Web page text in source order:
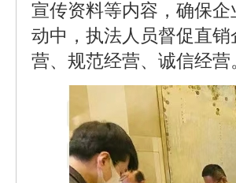
宣传资料等内容，确保
动中，执法人员督促直
营、规范经营、诚信经营